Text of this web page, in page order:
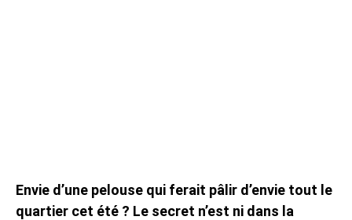
Envie d’une pelouse qui ferait pâlir d’envie tout le
quartier cet été ? Le secret n’est ni dans la